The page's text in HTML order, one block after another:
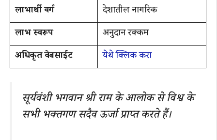
लाभार्थी वर्ग
देशातील नागरिक
लाभ स्वरूप
अनुदान रक्कम
अधिकृत वेबसाईट
येथे क्लिक करा
सूर्यवंशी भगवान श्री राम के आलोक से विश्व के
सभी भक्तगण सदैव ऊर्जा प्राप्त करते हैं।